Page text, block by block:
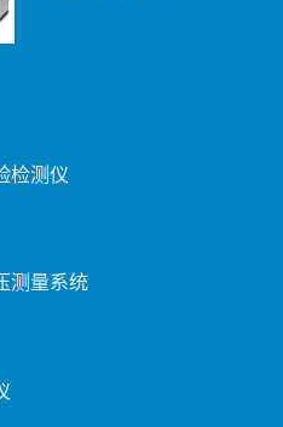
检测仪
测量系统